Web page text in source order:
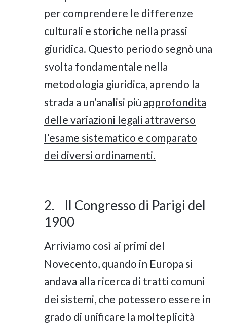
per comprendere le differenze
culturali e storiche nella prassi
giuridica. Questo periodo segnò una
svolta fondamentale nella
metodologia giuridica, aprendo la
strada a un’analisi più approfondita
delle variazioni legali attraverso
l’esame sistematico e comparato
dei diversi ordinamenti.
2. Il Congresso di Parigi del
1900
Arriviamo così ai primi del
Novecento, quando in Europa si
andava alla ricerca di tratti comuni
dei sistemi, che potessero essere in
grado di unificare la molteplicità